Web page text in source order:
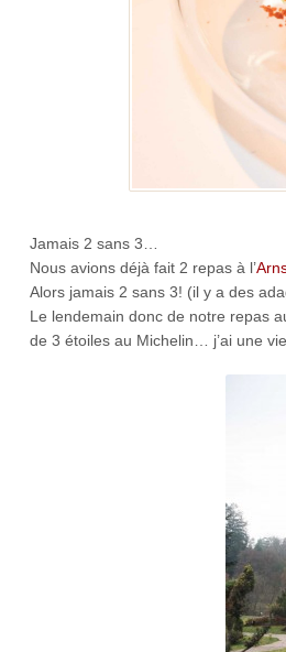
Jamais 2 sans 3…
Nous avions déjà fait 2 repas à l’
Alors jamais 2 sans 3! (il y a des
Le lendemain donc de notre repas
de 3 étoiles au Michelin… j’ai une